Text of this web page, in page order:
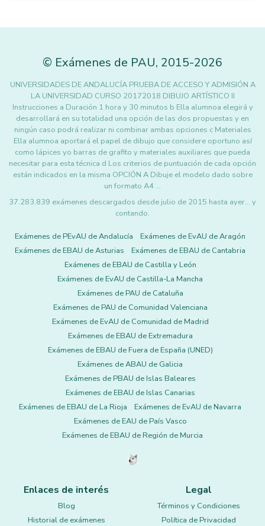
© Exámenes de PAU, 2015-2026
UNIVERSIDADES DE ANDALUCÍA PRUEBA DE ACCESO Y ADMISIÓN A
LA UNIVERSIDAD CURSO 20172018 DIBUJO ARTÍSTICO II
Instrucciones a Duración 1 hora y 30 minutos b Ella alumnoa elegirá y
desarrollará en su totalidad una opción de las dos propuestas y en
ningún caso podrá realizar ni combinar ambas opciones c Materiales
Ella alumnoa aportará el papel de dibujo que considere oportuno así
como lápices yo barras de grafito y materiales auxiliares que pueda
necesitar para esta técnica d Los criterios de puntuación de cada opción
están indicados en la misma OPCIÓN A Dibuje el modelo dado sobre
un formato A4 …
37.283.839 exámenes descargados desde julio de 2015 hasta ayer... y
contando.
Exámenes de PEvAU de Andalucía
Exámenes de EvAU de Aragón
Exámenes de EBAU de Asturias
Exámenes de EBAU de Cantabria
Exámenes de EBAU de Castilla y León
Exámenes de EvAU de Castilla-La Mancha
Exámenes de PAU de Cataluña
Exámenes de PAU de Comunidad Valenciana
Exámenes de EvAU de Comunidad de Madrid
Exámenes de EBAU de Extremadura
Exámenes de EBAU de Fuera de España (UNED)
Exámenes de ABAU de Galicia
Exámenes de PBAU de Islas Baleares
Exámenes de EBAU de Islas Canarias
Exámenes de EBAU de La Rioja
Exámenes de EvAU de Navarra
Exámenes de EAU de País Vasco
Exámenes de EBAU de Región de Murcia
Enlaces de interés
Blog
Historial de exámenes
Legal
Términos y Condiciones
Política de Privacidad